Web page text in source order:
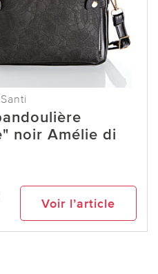
noir Amélie di
Voir l’article